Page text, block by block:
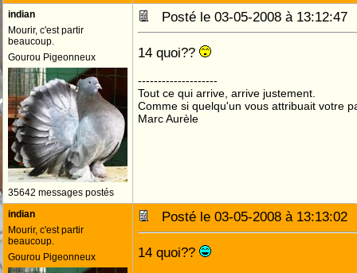
indian
Mourir, c'est partir
beaucoup.
Gourou Pigeonneux
35642 messages postés
Posté le 03-05-2008 à
14 quoi??
--------------------
Tout ce qui arrive, arrive justement.
Comme si quelqu'un vous attribuait votre
Marc Aurèle
indian
Mourir, c'est partir
beaucoup.
Gourou Pigeonneux
Posté le 03-05-2008 à
14 quoi??